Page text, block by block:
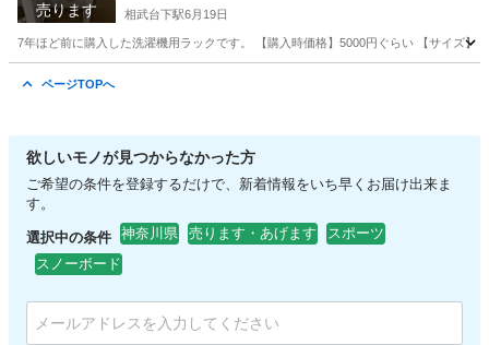
売ります 相武台下駅6月19日
7年ほど前に購入した洗濯機用ラックです。 【購入時価格】5000円ぐらい 【サイズ
ページTOPへ
欲しいモノが見つからなかった方
ご希望の条件を登録するだけで、新着情報をいち早くお届け出来ま
す。
選択中の条件 神奈川県 売ります・あげます
スポーツ
スノーボード